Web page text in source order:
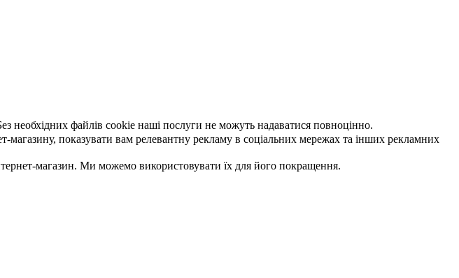
необхідних файлів cookie наші послуги не можуть надаватися повноцінно.
показувати вам релевантну рекламу в соціальних мережах та інших рекламних
магазин. Ми можемо використовувати їх для його покращення.